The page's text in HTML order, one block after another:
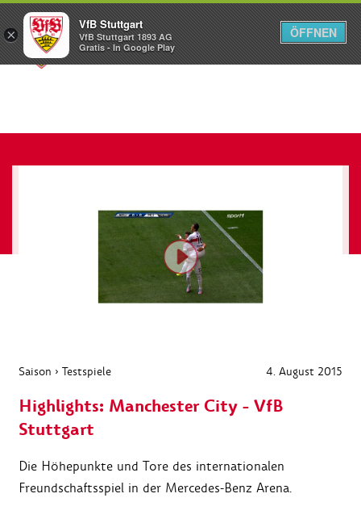
Menü
Saison › Testspiele 4. August 2015
Highlights: Manchester City - VfB
Stuttgart
Die Höhepunkte und Tore des internationalen
Freundschaftsspiel in der Mercedes-Benz Arena.
×
VfB Stuttgart
VfB Stuttgart 1893 AG
Gratis - In Google Play
ÖFFNEN